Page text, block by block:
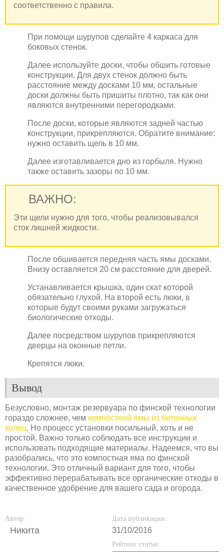
соответственно с правила.
При помощи шурупов сделайте 4 каркаса для
боковых стенок.
Далее используйте доски, чтобы обшить готовые
конструкции. Для двух стенок должно быть
расстояние между досками 10 мм, остальные
доски должны быть пришиты плотно, так как они
являются внутренними перегородками.
После доски, которые являются задней частью
конструкции, прикрепляются. Обратите внимание:
нужно оставить щель в 10 мм.
Далее изготавливается дно из горбыля. Нужно
также оставить зазоры по 10 мм.
ВАЖНО:
Эти щели нужно для того, чтобы реализовывался
сток лишней жидкости.
После обшивается передняя часть ямы досками.
Внизу оставляется 20 см расстояние для дверей.
Устанавливается крышка, один скат которой
обязательно глухой. На второй есть люки, в
которые будут своими руками загружаться
биологические отходы.
Далее посредством шурупов прикрепляются
дверцы на оконные петли.
Крепятся люки.
Вывод
Безусловно, монтаж резервуара по финской технологии
гораздо сложнее, чем компостной ямы из бетонных
колец. Но процесс установки посильный, хоть и не
простой. Важно только соблюдать все инструкции и
использовать подходящие материалы. Надеемся, что вы
разобрались, что это компостная яма по финской
технологии. Это отличный вариант для того, чтобы
эффективно перерабатывать все органические отходы в
качественное удобрение для вашего сада и огорода.
Автор:
Никита
Дата публикации:
31/10/2016
Рейтинг статьи: